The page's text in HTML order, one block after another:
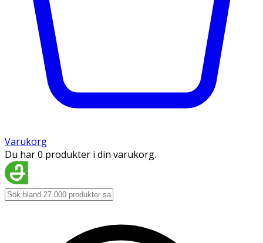
Varukorg
Du har 0 produkter i din varukorg.